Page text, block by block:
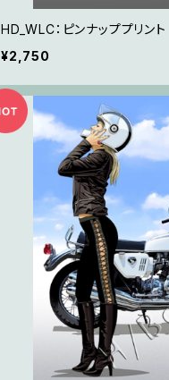
HD_WLC：ピンナッププリント
¥2,750